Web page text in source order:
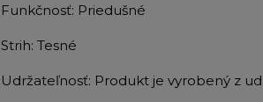
Funkčnosť: Priedušné
Strih: Tesné
Udržateľnosť: Produkt je vyrobený z